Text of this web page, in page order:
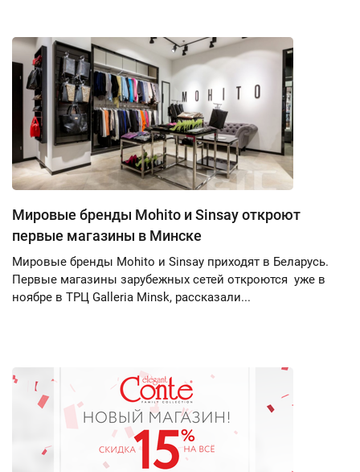
Мировые бренды Mohito и Sinsay откроют
первые магазины в Минске
Мировые бренды Mohito и Sinsay приходят в Беларусь.
Первые магазины зарубежных сетей откроются уже в
ноябре в ТРЦ Galleria Minsk, рассказали...